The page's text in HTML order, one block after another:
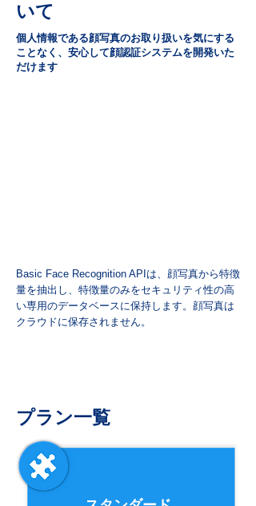
いて
個人情報である顔写真のお取り扱いを気にする
ことなく、安心して顔認証システムを開発いた
だけます
Basic Face Recognition APIは、顔写真から特徴
量を抽出し、特徴量のみをセキュリティ性の高
い専用のデータベースに保持します。 顔写真は
クラウドに保存されません。
プラン一覧